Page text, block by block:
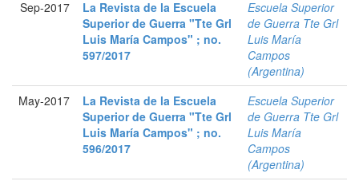
Sep-2017
La Revista de la Escuela
Superior de Guerra "Tte Grl
Luis María Campos" ; no.
597/2017
Escuela Superior
de Guerra Tte Grl
Luis María
Campos
(Argentina)
May-2017
La Revista de la Escuela
Superior de Guerra "Tte Grl
Luis María Campos" ; no.
596/2017
Escuela Superior
de Guerra Tte Grl
Luis María
Campos
(Argentina)